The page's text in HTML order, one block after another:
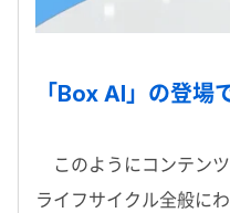
「Box AI」の登場
このようにコンテン
ライフサイクル全般に